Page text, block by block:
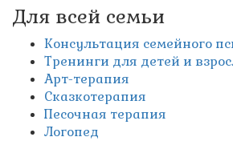
Для всей семьи
Консультация семейного
Тренинги для детей и
Арт-терапия
Сказкотерапия
Песочная терапия
Логопед